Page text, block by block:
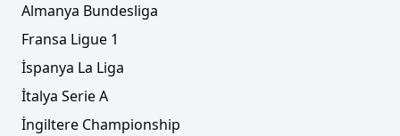
Almanya Bundesliga
Fransa Ligue 1
İspanya La Liga
İtalya Serie A
İngiltere Championship